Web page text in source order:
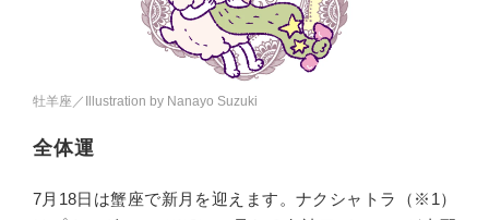
牡羊座／Illustration by Nanayo Suzuki
全体運
7月18日は蟹座で新月を迎えます。ナクシャトラ（※1）